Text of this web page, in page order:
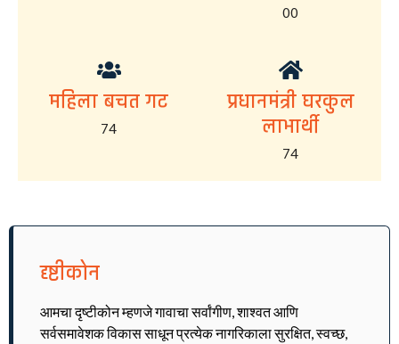
00
महिला बचत गट
74
प्रधानमंत्री घरकुल
लाभार्थी
74
दृष्टीकोन
आमचा दृष्टीकोन म्हणजे गावाचा सर्वांगीण, शाश्वत आणि
सर्वसमावेशक विकास साधून प्रत्येक नागरिकाला सुरक्षित, स्वच्छ,